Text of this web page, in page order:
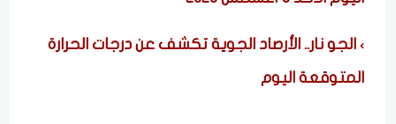
الجو نار.. الأرصاد الجوية تكشف عن درجات الحرارة
المتوقعة اليوم